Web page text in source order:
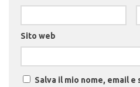
Sito web
Salva il mio nome, email